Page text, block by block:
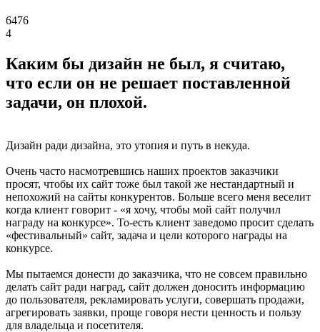
6476
4
Каким бы дизайн не был, я считаю,
что если он не решает поставленной
задачи, он плохой.
Дизайн ради дизайна, это утопия и путь в некуда.
Очень часто насмотревшись наших проектов заказчики
просят, чтобы их сайт тоже был такой же нестандартный и
непохожий на сайты конкурентов. Больше всего меня веселит
когда клиент говорит - «я хочу, чтобы мой сайт получил
награду на конкурсе». То-есть клиент заведомо просит сделать
«фестивальный» сайт, задача и цели которого награды на
конкурсе.
Мы пытаемся донести до заказчика, что не совсем правильно
делать сайт ради наград, сайт должен доносить информацию
до пользователя, рекламировать услуги, совершать продажи,
агрегировать заявки, проще говоря нести ценность и пользу
для владельца и посетителя.